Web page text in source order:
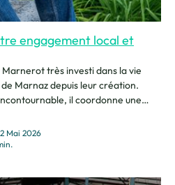
engagement local et
très investi dans la vie
Marnaz depuis leur création.
il coordonne une
l’événement repose avant tout sur
Mai 2026